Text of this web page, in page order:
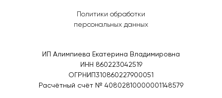
Политики обработки
персональных данных
ИП Алимпиева Екатерина Владимировна
ИНН 860223042519
ОГРНИП310860227900051
Расчётный счёт № 40802810000001148579